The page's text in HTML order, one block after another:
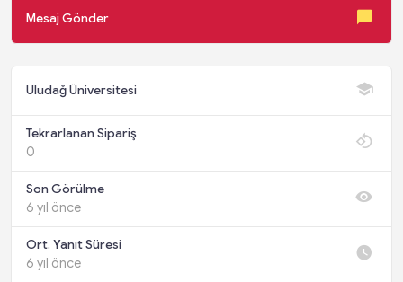
Mesaj Gönder
Uludağ Üniversitesi
Tekrarlanan Sipariş
0
Son Görülme
6 yıl önce
Ort. Yanıt Süresi
6 yıl önce